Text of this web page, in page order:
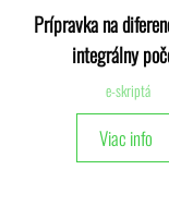
Prípravka na
integrálny
e-skriptá
Viac info